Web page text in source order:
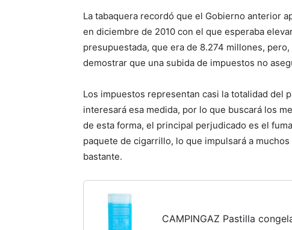
La tabaquera recordó que el Gobierno anterior
en diciembre de 2010 con el que esperaba
presupuestada, que era de 8.274 millones,
demostrar que una subida de impuestos no
Los impuestos representan casi la totalidad del
interesará esa medida, por lo que buscará los
de esta forma, el principal perjudicado es el
paquete de cigarrillo, lo que impulsará a
bastante.
CAMPINGAZ Pastilla